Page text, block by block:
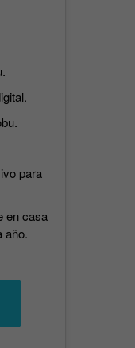
para
en casa
año.